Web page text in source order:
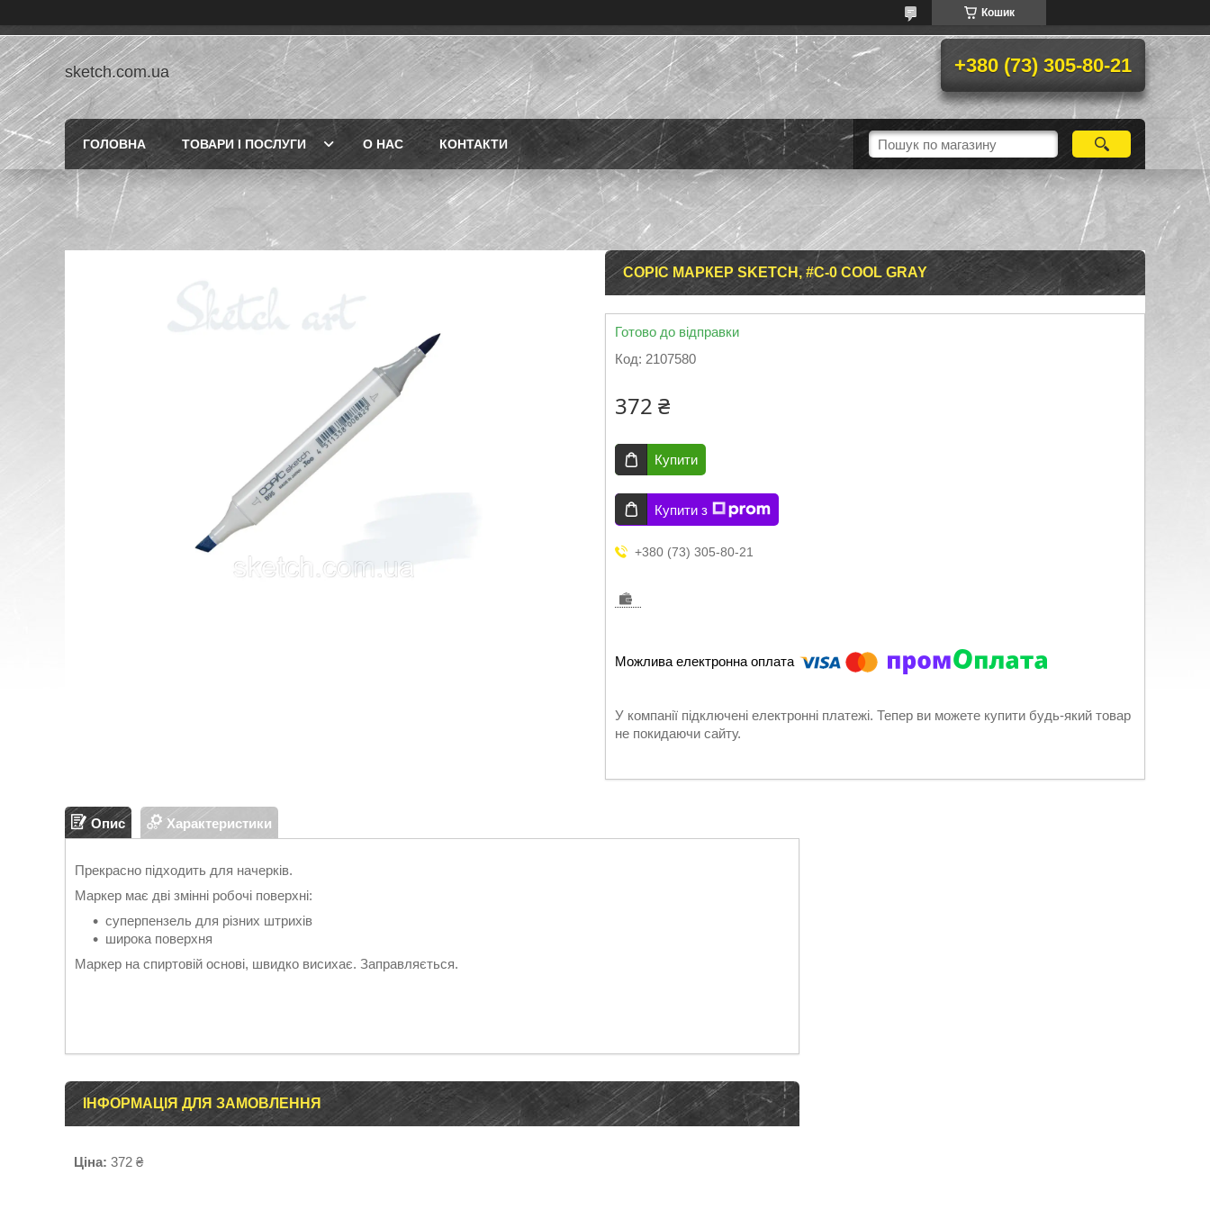
Кошик
sketch.com.ua +380 (73) 305-80-21
ГОЛОВНА ТОВАРИ І ПОСЛУГИ О НАС КОНТАКТИ
COPIC МАРКЕР SKETCH, #C-0 COOL GRAY
Готово до відправки
Код: 2107580
372 ₴
Купити
Купити з
+380 (73) 305-80-21
У компанії підключені електронні платежі. Тепер ви можете купити будь-який товар
не покидаючи сайту.
Опис Характеристики
Прекрасно підходить для начерків.
Маркер має дві змінні робочі поверхні:
суперпензель для різних штрихів
широка поверхня
Маркер на спиртовій основі, швидко висихає. Заправляється.
ІНФОРМАЦІЯ ДЛЯ ЗАМОВЛЕННЯ
Ціна: 372 ₴